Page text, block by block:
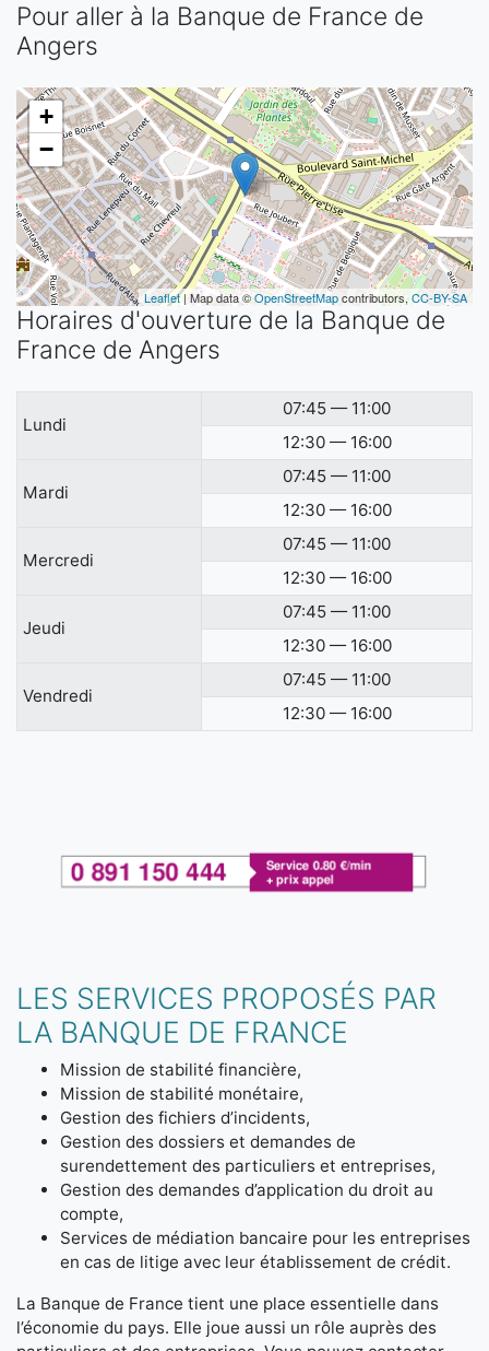
Pour aller à la Banque de France de
Angers
+
−
Leaflet| Map data ©OpenStreetMapcontributors,CC-BY-SA
Horaires d'ouverture de la Banque de
France de Angers
Lundi
07:45 — 11:00
12:30 — 16:00
Mardi
07:45 — 11:00
12:30 — 16:00
Mercredi
07:45 — 11:00
12:30 — 16:00
Jeudi
07:45 — 11:00
12:30 — 16:00
Vendredi
07:45 — 11:00
12:30 — 16:00
LES SERVICES PROPOSÉS PAR
LA BANQUE DE FRANCE
Mission de stabilité financière,
Mission de stabilité monétaire,
Gestion des fichiers d’incidents,
Gestion des dossiers et demandes de
surendettement des particuliers et entreprises,
Gestion des demandes d’application du droit au
compte,
Services de médiation bancaire pour les entreprises
en cas de litige avec leur établissement de crédit.
La Banque de France tient une place essentielle dans
l’économie du pays. Elle joue aussi un rôle auprès des